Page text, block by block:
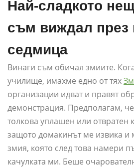
Най-сладкото
съм виждал през
седмица
Винаги съм обичал змиите.
училище, имахме едно от тях
организации идват и правят
демонстрация. Предполагам,
толкова уплашен или отвратен
защото домакинът ме извика и
змия, която след това намери
качулката ми. Беше